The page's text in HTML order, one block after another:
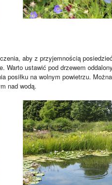
aby z przyjemnością
Warto ustawić pod drzewem
posiłku na wolnym powietrzu.
nad wodą.